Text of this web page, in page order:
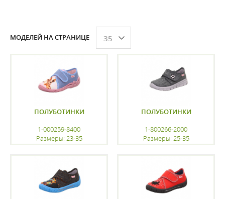
МОДЕЛЕЙ НА СТРАНИЦЕ 35
ПОЛУБОТИНКИ
1-000259-8400
Размеры: 23-35
ПОЛУБОТИНКИ
1-800266-2000
Размеры: 25-35